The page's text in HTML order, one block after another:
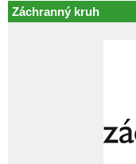
Záchranný kruh